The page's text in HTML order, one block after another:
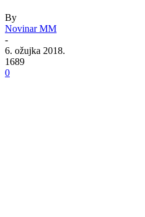
By
Novinar MM
-
6. ožujka 2018.
1689
0